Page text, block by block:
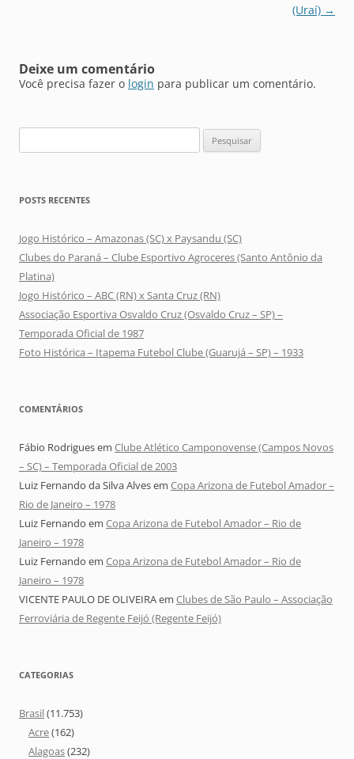
(Uraí) →
Deixe um comentário
Você precisa fazer o login para publicar um comentário.
por:
POSTS RECENTES
Jogo Histórico – Amazonas (SC) x Paysandu (SC)
Clubes do Paraná – Clube Esportivo Agroceres (Santo Antônio da
Platina)
Jogo Histórico – ABC (RN) x Santa Cruz (RN)
Associação Esportiva Osvaldo Cruz (Osvaldo Cruz – SP) –
Temporada Oficial de 1987
Foto Histórica – Itapema Futebol Clube (Guarujá – SP) – 1933
COMENTÁRIOS
Fábio Rodriguesem Clube Atlético Camponovense (Campos Novos
– SC) – Temporada Oficial de 2003
Luiz Fernando da Silva Alvesem Copa Arizona de Futebol Amador –
Rio de Janeiro – 1978
Luiz Fernando em Copa Arizona de Futebol Amador – Rio de
Janeiro – 1978
Luiz Fernando em Copa Arizona de Futebol Amador – Rio de
Janeiro – 1978
VICENTE PAULO DE OLIVEIRAem Clubes de São Paulo – Associação
Ferroviária de Regente Feijó (Regente Feijó)
CATEGORIAS
Brasil(11.753)
Acre(162)
Alagoas(232)